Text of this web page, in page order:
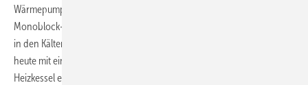
Wärmepumpen werden bereits heute und mit hohen Marktanteilen in
Monoblock-Bauweise angeboten. Dadurch können sie ohne Eingriff
in den Kältemittelkreislauf von Fachkräften des Heizungsbaus bereits
heute mit einem ähnlichen Aufwand wie bei herkömmlichen
Heizkessel erforderlich installiert werden. Materialmangel ergibt sich